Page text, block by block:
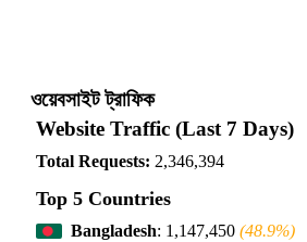
ওয়েবসাইট ট্রাফিক
Website Traffic (Last 7 Days)
Total Requests: 2,346,394
Top 5 Countries
Bangladesh: 1,147,450 (48.9%)